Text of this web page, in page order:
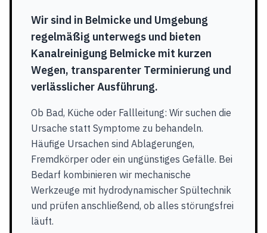
Wir sind in Belmicke und Umgebung
regelmäßig unterwegs und bieten
Kanalreinigung Belmicke mit kurzen
Wegen, transparenter Terminierung und
verlässlicher Ausführung.
Ob Bad, Küche oder Fallleitung: Wir suchen die
Ursache statt Symptome zu behandeln.
Häufige Ursachen sind Ablagerungen,
Fremdkörper oder ein ungünstiges Gefälle. Bei
Bedarf kombinieren wir mechanische
Werkzeuge mit hydrodynamischer Spültechnik
und prüfen anschließend, ob alles störungsfrei
läuft.